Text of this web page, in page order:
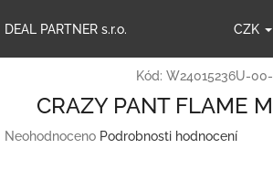
naDEAL PARTNER s.r.o. CZK
Kód: W24015236U-
CRAZY PANT FLAME
Průměrné
Neohodnoceno Podrobnosti hodnocení